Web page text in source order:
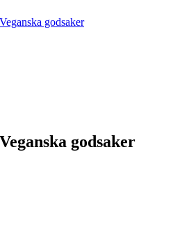
Veganska godsaker
Veganska godsaker